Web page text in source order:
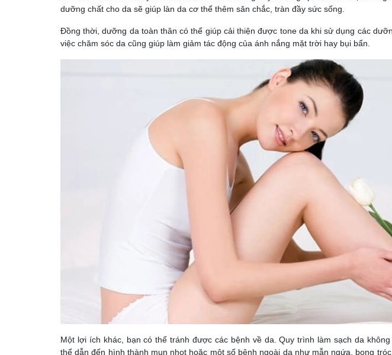
dưỡng chất cho da sẽ giúp làn da cơ thể thêm săn chắc, tràn đầy sức sống.
Đồng thời, dưỡng da toàn thân có thể giúp cải thiện được tone da khi sử dụng các
việc chăm sóc da cũng giúp làm giảm tác động của ánh nắng mặt trời hay bụi bẩn.
Một lợi ích khác, bạn có thể tránh được các bệnh về da. Quy trình làm sạch da
thể dẫn đến hình thành mụn nhọt hoặc một số bệnh ngoài da như mẫn ngứa, bong